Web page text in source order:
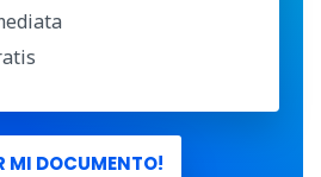
MI DOCUMENTO!